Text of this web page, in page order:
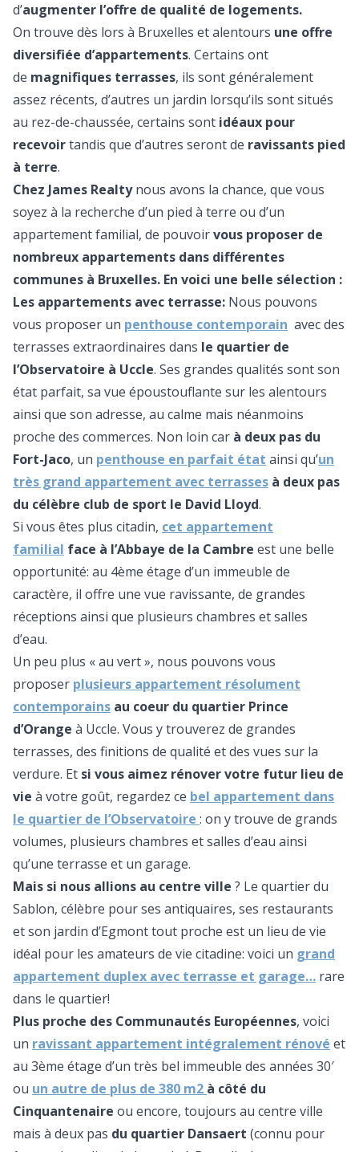
d’augmenter l’offre de qualité de logements.
On trouve dès lors à Bruxelles et alentours une offre
diversifiée d’appartements. Certains ont
de magnifiques terrasses, ils sont généralement
assez récents, d’autres un jardin lorsqu’ils sont situés
au rez-de-chaussée, certains sont idéaux pour
recevoirtandis que d’autres seront de ravissants pied
à terre.
Chez James Realtynous avons la chance, que vous
soyez à la recherche d’un pied à terre ou d’un
appartement familial, de pouvoirvous proposer de
nombreux appartements dans différentes
communes à Bruxelles. En voici une belle sélection :
Les appartements avec terrasse: Nous pouvons
vous proposer un penthouse contemporain avec des
terrasses extraordinaires dans le quartier de
l’Observatoire à Uccle. Ses grandes qualités sont son
état parfait, sa vue époustouflante sur les alentours
ainsi que son adresse, au calme mais néanmoins
proche des commerces. Non loin car à deux pas du
Fort-Jaco, un penthouse en parfait état ainsi qu’un
très grand appartement avec terrasses à deux pas
du célèbre club de sport le David Lloyd.
Si vous êtes plus citadin, cet appartement
familial face à l’Abbaye de la Cambre est une belle
opportunité: au 4ème étage d’un immeuble de
caractère, il offre une vue ravissante, de grandes
réceptions ainsi que plusieurs chambres et salles
d’eau.
Un peu plus « au vert », nous pouvons vous
proposer plusieurs appartement résolument
contemporains au coeur du quartier Prince
d’Orange à Uccle. Vous y trouverez de grandes
terrasses, des finitions de qualité et des vues sur la
verdure. Et si vous aimez rénover votre futur lieu de
vie à votre goût, regardez ce bel appartement dans
le quartier de l’Observatoire : on y trouve de grands
volumes, plusieurs chambres et salles d’eau ainsi
qu’une terrasse et un garage.
Mais si nous allions au centre ville ? Le quartier du
Sablon, célèbre pour ses antiquaires, ses restaurants
et son jardin d’Egmont tout proche est un lieu de vie
idéal pour les amateurs de vie citadine: voici un grand
appartement duplex avec terrasse et garage… rare
dans le quartier!
Plus proche des Communautés Européennes, voici
un ravissant appartement intégralement rénové et
au 3ème étage d’un très bel immeuble des années 30′
ou un autre de plus de 380 m2 à côté du
Cinquantenaire ou encore, toujours au centre ville
mais à deux pas du quartier Dansaert (connu pour